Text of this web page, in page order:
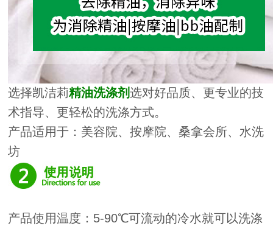
选择凯洁莉精油洗涤剂选对好品质、更专业的技
术指导、更轻松的洗涤方式。
产品适用于：美容院、按摩院、桑拿会所、水洗
坊
产品使用温度：5-90℃可流动的冷水就可以洗涤